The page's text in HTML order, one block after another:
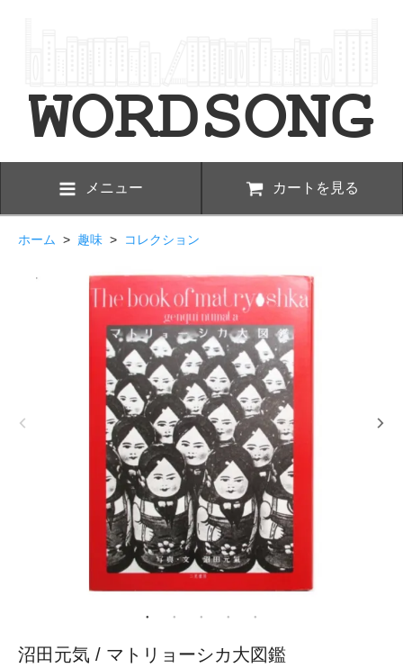
メニュー カートを見る
ホーム > 趣味 > コレクション
沼田元気 / マトリョーシカ大図鑑